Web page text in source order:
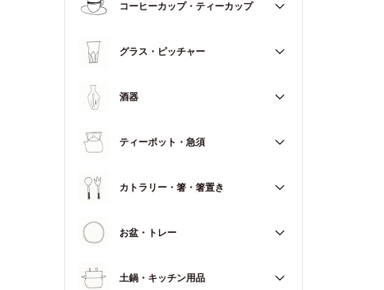
蕎麦猪口（そばちょこ）
スープカップ
コーヒーカップ・ティーカップ
グラス・ピッチャー
すべて
酒器
お猪口（おちょこ）
ティーポット・急須
カトラリー・箸・箸置き
すべて
箸
お盆・トレー
すべて
土鍋・キッチン用品